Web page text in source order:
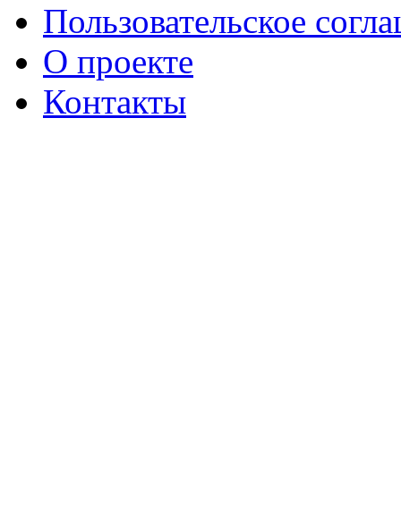
Пользовательское
О проекте
Контакты